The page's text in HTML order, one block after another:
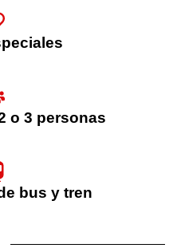
o 3 personas
bus y tren